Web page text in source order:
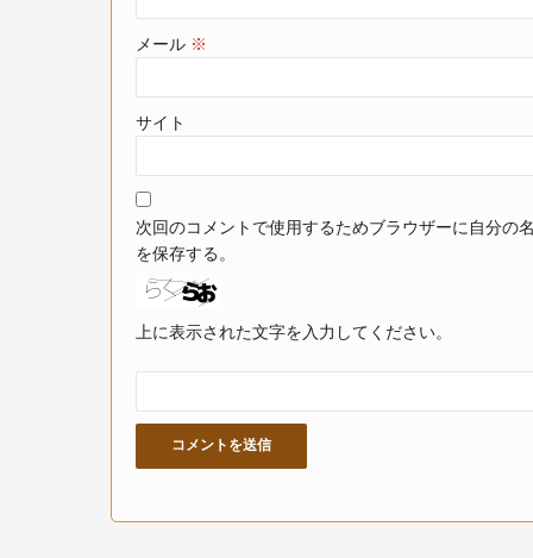
メール ※
サイト
次回のコメントで使用するためブラウザーに自分の
を保存する。
上に表示された文字を入力してください。